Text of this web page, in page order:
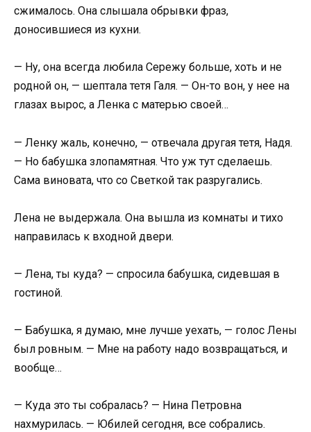
сжималось. Она слышала обрывки фраз,
доносившиеся из кухни.
— Ну, она всегда любила Сережу больше, хоть и не
родной он, — шептала тетя Галя. — Он-то вон, у нее на
глазах вырос, а Ленка с матерью своей…
— Ленку жаль, конечно, — отвечала другая тетя, Надя.
— Но бабушка злопамятная. Что уж тут сделаешь.
Сама виновата, что со Светкой так разругались.
Лена не выдержала. Она вышла из комнаты и тихо
направилась к входной двери.
— Лена, ты куда? — спросила бабушка, сидевшая в
гостиной.
— Бабушка, я думаю, мне лучше уехать, — голос Лены
был ровным. — Мне на работу надо возвращаться, и
вообще…
— Куда это ты собралась? — Нина Петровна
нахмурилась. — Юбилей сегодня, все собрались.